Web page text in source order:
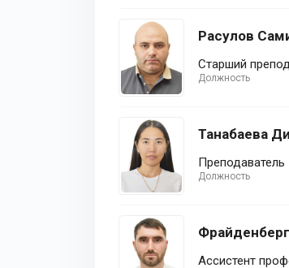
Расулов
Старший
Должность
Танабаева
Преподаватель
Должность
Ассистент